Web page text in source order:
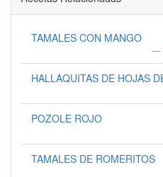
TAMALES CON MANGO
HALLAQUITAS DE HOJAS
POZOLE ROJO
TAMALES DE ROMERITOS